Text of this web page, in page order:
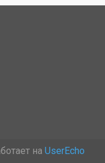
на UserEcho